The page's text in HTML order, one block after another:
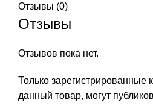
Отзывы (0)
Отзывы
Отзывов пока нет.
Только зарегистрированные
данный товар, могут